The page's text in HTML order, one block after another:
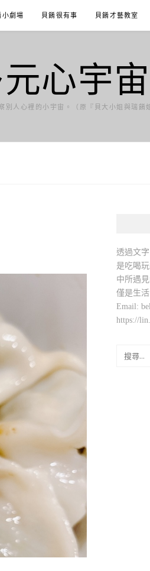
小劇場 貝餚很有事 貝餚才藝教室
心宇宙
人心裡的小宇宙。（原『貝大小姐與瑞餚
透過文
是吃喝
中所遇
僅是
Email:
https://